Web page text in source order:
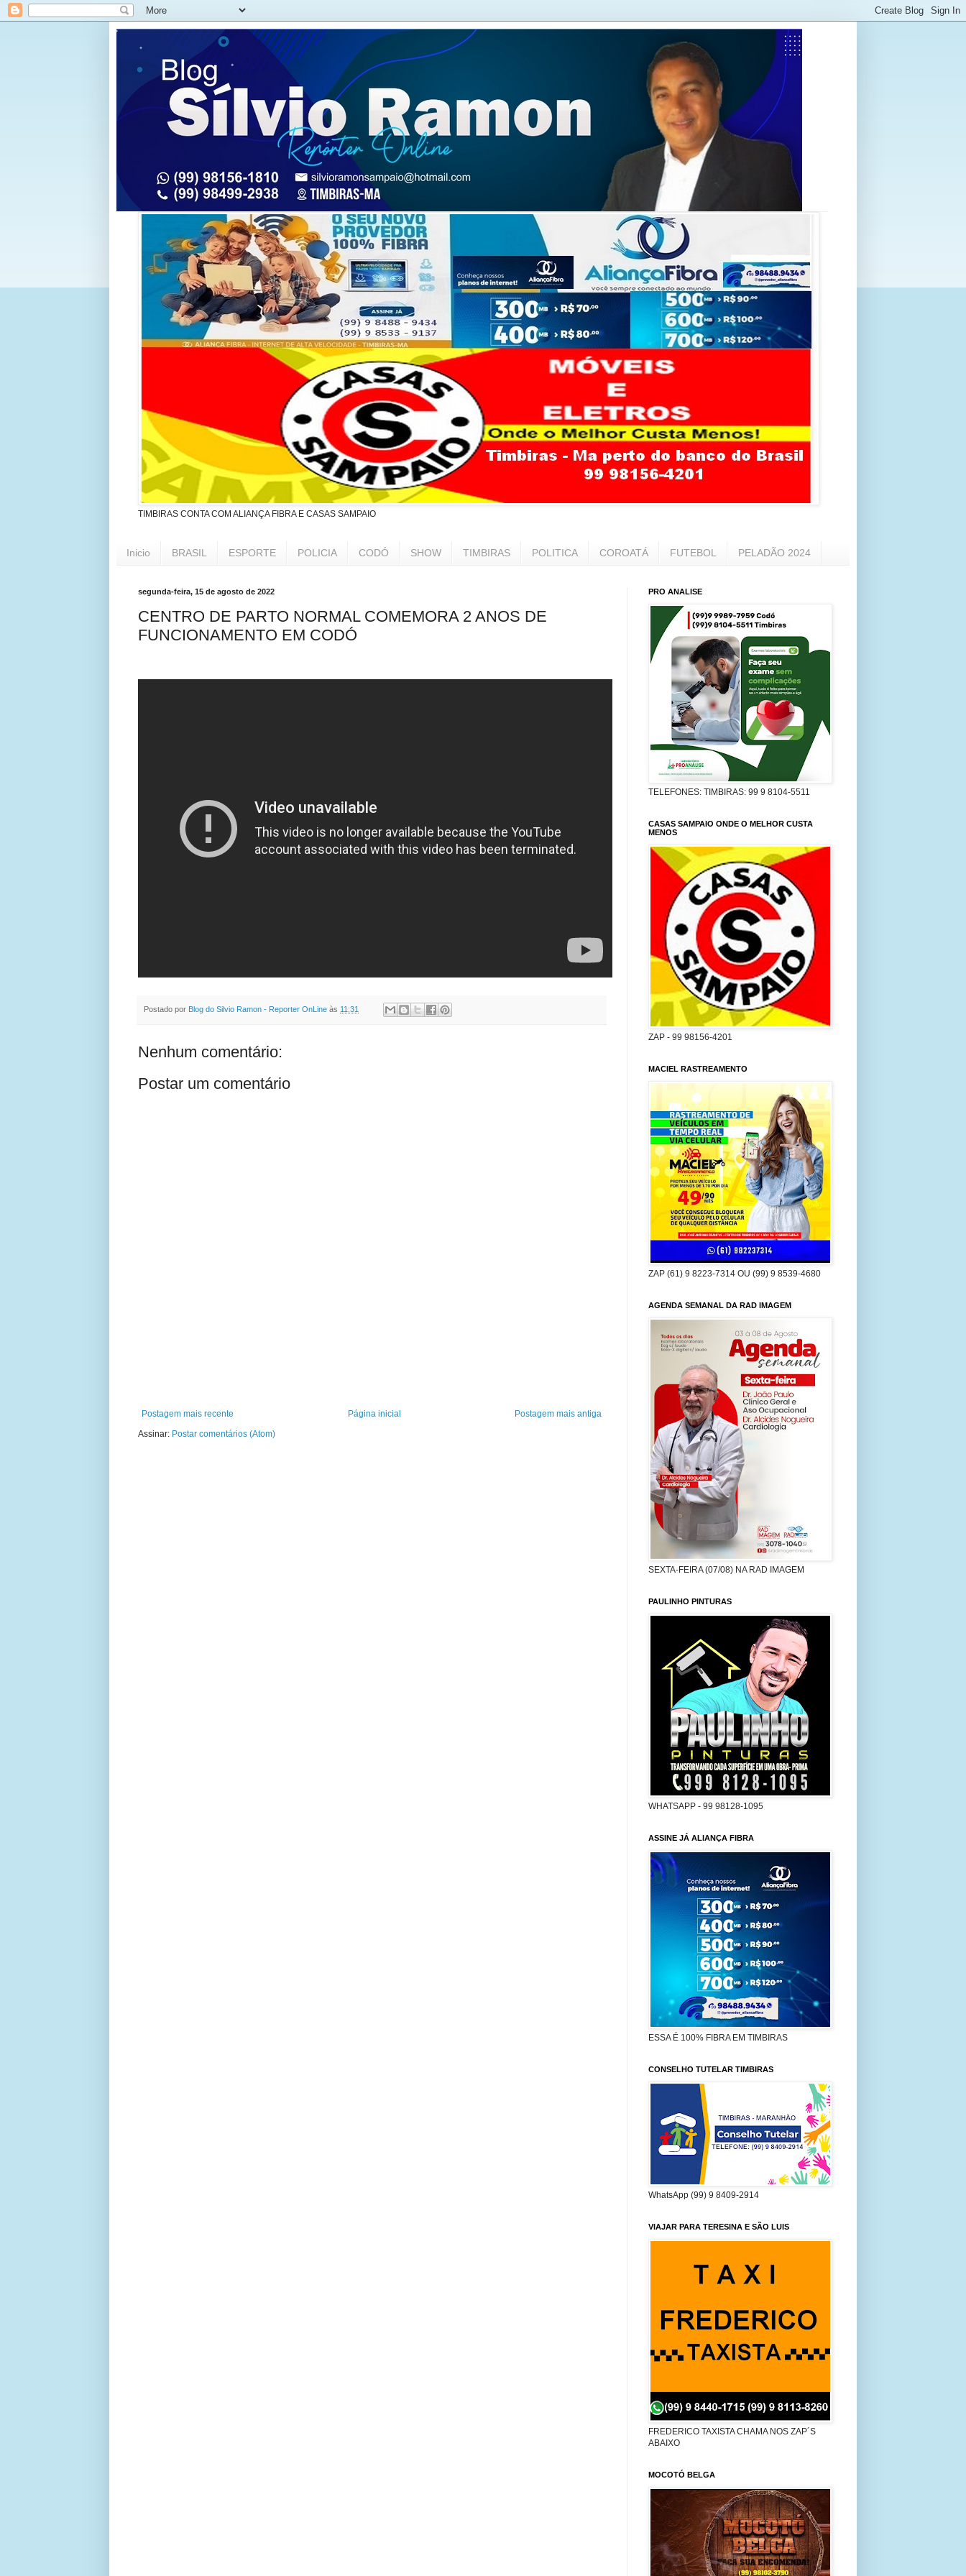
TIMBIRAS CONTA COM ALIANÇA FIBRA E CASAS SAMPAIO
Inicio BRASIL ESPORTE POLICIA CODÓ SHOW TIMBIRAS POLITICA COROATÁ FUTEBOL PELADÃO 2024
segunda-feira, 15 de agosto de 2022
CENTRO DE PARTO NORMAL COMEMORA 2 ANOS DE
FUNCIONAMENTO EM CODÓ
Postado por Blog do Silvio Ramon - Reporter OnLine às 11:31
Nenhum comentário:
Postar um comentário
Postagem mais recente Postagem mais antiga
Página inicial
Assinar: Postar comentários (Atom)
PRO ANALISE
TELEFONES: TIMBIRAS: 99 9 8104-5511
CASAS SAMPAIO ONDE O MELHOR CUSTA
MENOS
ZAP - 99 98156-4201
MACIEL RASTREAMENTO
ZAP (61) 9 8223-7314 OU (99) 9 8539-4680
AGENDA SEMANAL DA RAD IMAGEM
SEXTA-FEIRA (07/08) NA RAD IMAGEM
PAULINHO PINTURAS
WHATSAPP - 99 98128-1095
ASSINE JÁ ALIANÇA FIBRA
ESSA É 100% FIBRA EM TIMBIRAS
CONSELHO TUTELAR TIMBIRAS
WhatsApp (99) 9 8409-2914
VIAJAR PARA TERESINA E SÃO LUIS
FREDERICO TAXISTA CHAMA NOS ZAP´S
ABAIXO
MOCOTÓ BELGA